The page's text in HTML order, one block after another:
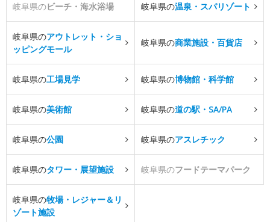
岐阜県のビーチ・海水浴場 岐阜県の温泉・スパリゾート
岐阜県のアウトレット・ショ
ッピングモール
岐阜県の商業施設・百貨店
岐阜県の工場見学 岐阜県の博物館・科学館
岐阜県の美術館 岐阜県の道の駅・SA/PA
岐阜県の公園 岐阜県のアスレチック
岐阜県のタワー・展望施設 岐阜県のフードテーマパーク
岐阜県の牧場・レジャー＆リ
ゾート施設